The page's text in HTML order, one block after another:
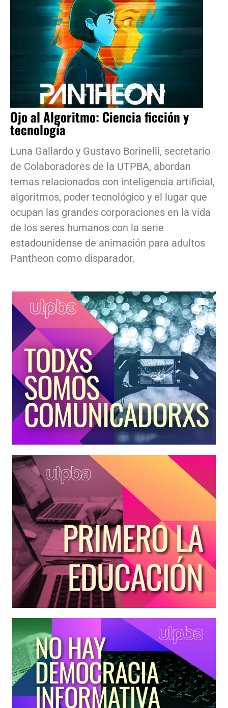
Ojo al Algoritmo: Ciencia ficción y
tecnología
Luna Gallardo y Gustavo Borinelli, secretario
de Colaboradores de la UTPBA, abordan
temas relacionados con inteligencia artificial,
algoritmos, poder tecnológico y el lugar que
ocupan las grandes corporaciones en la vida
de los seres humanos con la serie
estadounidense de animación para adultos
Pantheon como disparador.